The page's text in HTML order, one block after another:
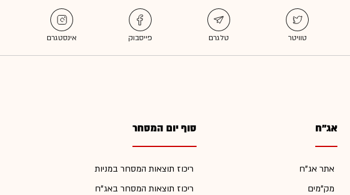
אג"ח
אתר אג"ח
מק"מים
סוף יום המסחר
ריכוז תוצאות המסחר במניות
ריכוז תוצאות המסחר באג"ח